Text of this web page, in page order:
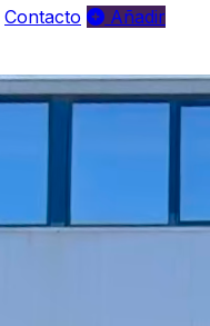
Contacto
Añadir